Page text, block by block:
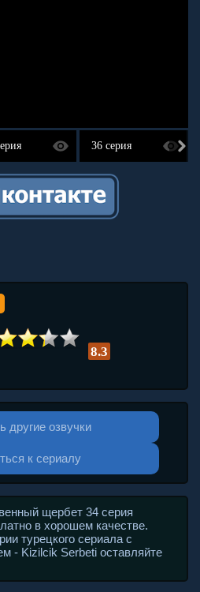
36 серия
8.3
другие озвучки
к сериалу
щербет 34 серия
в хорошем качестве.
турецкого сериала с
- Kizilcik Serbeti оставляйте